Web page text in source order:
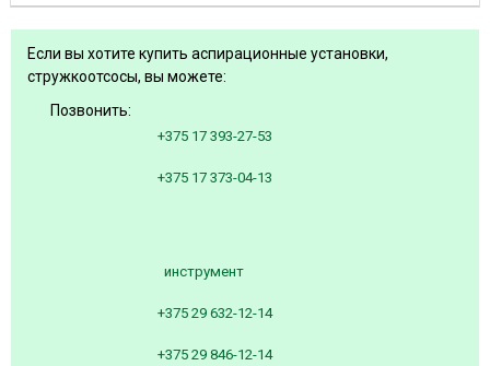
Если вы хотите купить аспирационные установки,
стружкоотсосы, вы можете:
Позвонить:
+375 17 393-27-53
+375 17 373-04-13
инструмент
+375 29 632-12-14
+375 29 846-12-14